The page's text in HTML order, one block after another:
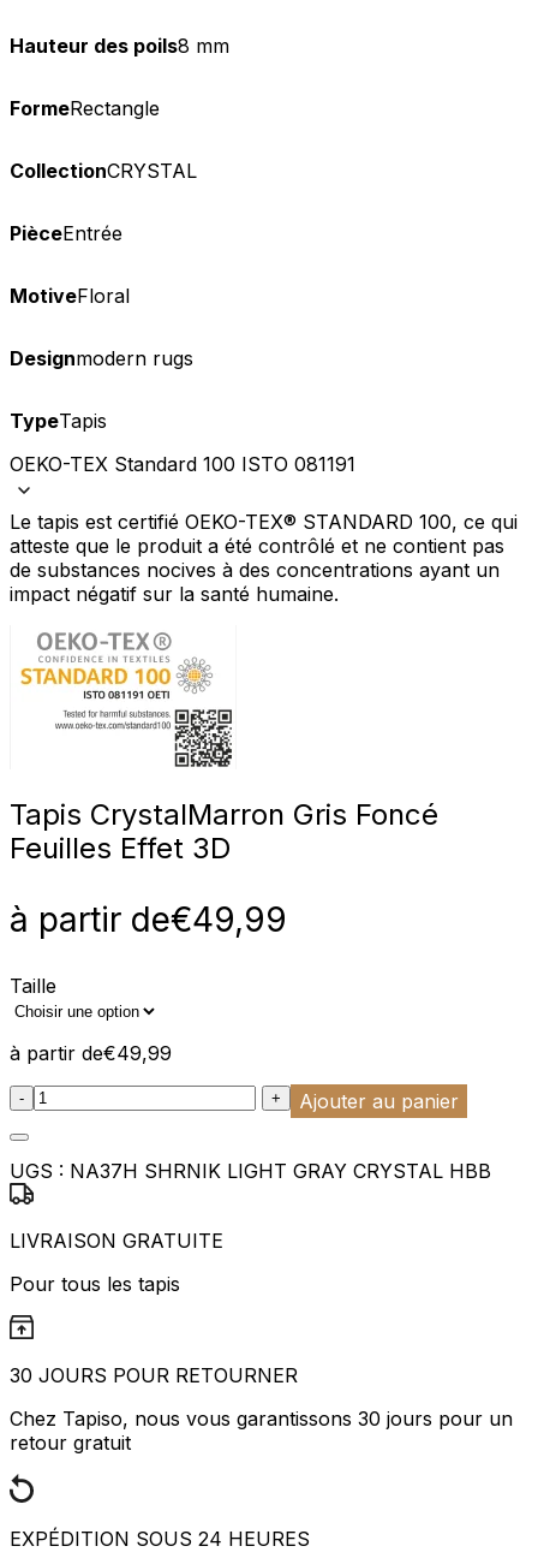
Hauteur des poils8 mm
FormeRectangle
CollectionCRYSTAL
PièceEntrée
MotiveFloral
Designmodern rugs
TypeTapis
OEKO-TEX Standard 100 ISTO 081191
Le tapis est certifié OEKO-TEX® STANDARD 100, ce qui
atteste que le produit a été contrôlé et ne contient pas
de substances nocives à des concentrations ayant un
impact négatif sur la santé humaine.
Tapis CrystalMarron Gris Foncé
Feuilles Effet 3D
à partir de€49,99
Taille
à partir de€49,99
:product_name quantity
- + Ajouter au panier
UGS : NA37H SHRNIK LIGHT GRAY CRYSTAL HBB
LIVRAISON GRATUITE
Pour tous les tapis
30 JOURS POUR RETOURNER
Chez Tapiso, nous vous garantissons 30 jours pour un
retour gratuit
EXPÉDITION SOUS 24 HEURES